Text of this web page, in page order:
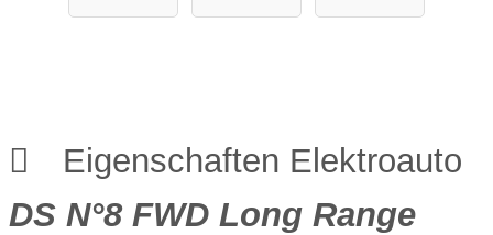
Eigenschaften Elektroauto
DS N°8 FWD Long Range